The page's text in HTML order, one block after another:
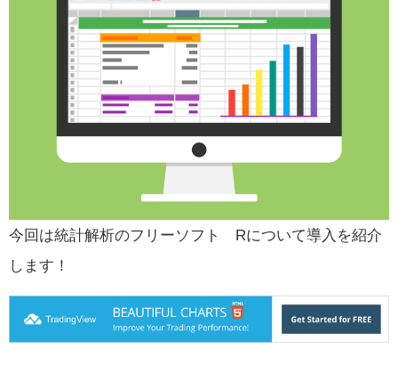
今回は統計解析のフリーソフト Rについて導入を紹介
します！